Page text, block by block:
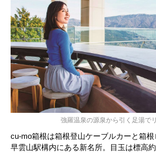
強羅温泉の源泉から引く足湯で
cu-mo箱根は箱根登山ケーブルカーと箱根
早雲山駅構内にある新名所。目玉は標高